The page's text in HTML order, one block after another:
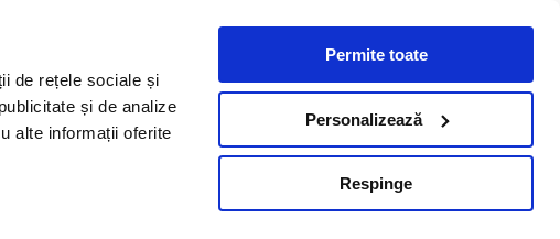
de rețele sociale și
și de analize
alte informații oferite
Permite toate
Personalizează
Respinge